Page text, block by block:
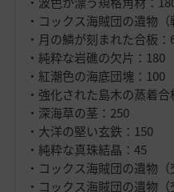
・コックス海賊団の遺物
・月の鱗が刻まれた合板：
・純粋な岩礁の欠片：180
・紅潮色の海底団塊：100
・強化された島木の蒸着合
・深海草の茎：250
・大洋の堅い玄鉄：150
・純粋な真珠結晶：45
・コックス海賊団の遺物
・コックス海賊団の遺物